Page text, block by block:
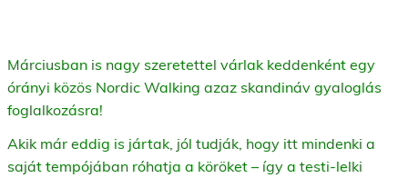
Márciusban is nagy szeretettel várlak keddenként egy
órányi közös Nordic Walking azaz skandináv gyaloglás
foglalkozásra!
Akik már eddig is jártak, jól tudják, hogy itt mindenki a
saját tempójában róhatja a köröket – így a testi-lelki